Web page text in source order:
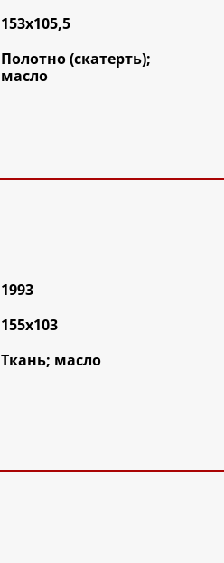
153х105,5
Полотно (скатерть);
масло
1993
155х103
Ткань; масло